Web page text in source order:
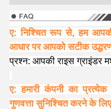
ए: निश्चित रूप से, हम
आधार पर आपको सटीक
प्रश्न: आपकी राइस ग्राइंडर
ए: हमारी कंपनी का प्रत्येक
गुणवत्ता सुनिश्चित करने के